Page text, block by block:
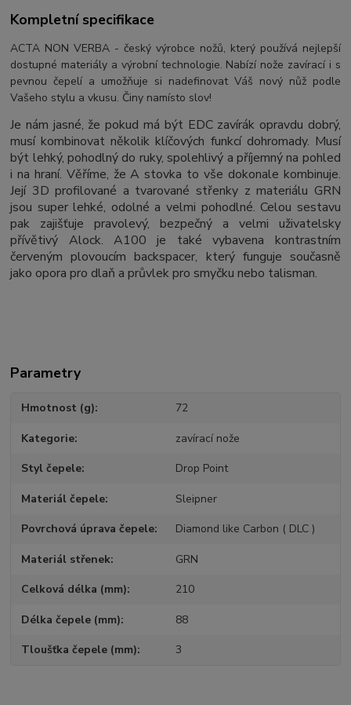
Kompletní specifikace
ACTA NON VERBA - český výrobce nožů, který používá nejlepší
dostupné materiály a výrobní technologie. Nabízí nože zavírací i s
pevnou čepelí a umožňuje si nadefinovat Váš nový nůž podle
Vašeho stylu a vkusu. Činy namísto slov!
Je nám jasné, že pokud má být EDC zavírák opravdu dobrý,
musí kombinovat několik klíčových funkcí dohromady. Musí
být lehký, pohodlný do ruky, spolehlivý a příjemný na pohled
i na hraní. Věříme, že A stovka to vše dokonale kombinuje.
Její 3D profilované a tvarované střenky z materiálu GRN
jsou super lehké, odolné a velmi pohodlné. Celou sestavu
pak zajišťuje pravolevý, bezpečný a velmi uživatelsky
přívětivý Alock. A100 je také vybavena kontrastním
červeným plovoucím backspacer, který funguje současně
jako opora pro dlaň a průvlek pro smyčku nebo talisman.
Parametry
Hmotnost (g) 72
Kategorie zavírací nože
Styl čepele Drop Point
Materiál čepele Sleipner
Povrchová úprava čepele Diamond like Carbon ( DLC )
Materiál střenek GRN
Celková délka (mm) 210
Délka čepele (mm) 88
Tloušťka čepele (mm) 3